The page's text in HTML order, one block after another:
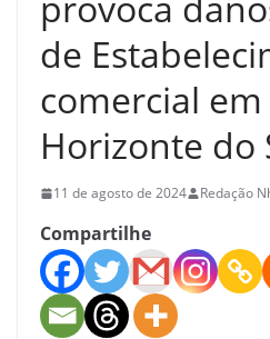
de
comercial
Horizonte do
11 de agosto de 2024 Redação
Compartilhe